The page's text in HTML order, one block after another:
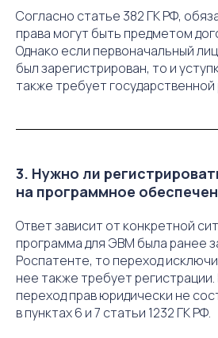
Согласно статье 382 ГК РФ,
права могут быть предметом
Однако если первоначальный
был зарегистрирован, то и
также требует государственной
3. Нужно ли
на программное
Ответ зависит от конкретной
программа для ЭВМ была ранее
Роспатенте, то переход
нее также требует
переход прав юридически не
в пунктах 6 и 7 статьи 1232 ГК РФ.